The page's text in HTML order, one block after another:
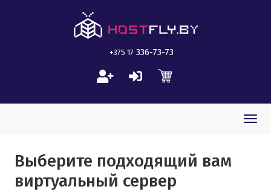
+375 17 336-73-73
Выберите подходящий вам
виртуальный сервер